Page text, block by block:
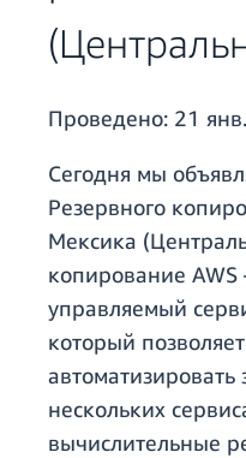
Проведено: 21
Сегодня мы
Резервного
Мексика
копирование AWS
управляемый
который
нескольких
вычислительные